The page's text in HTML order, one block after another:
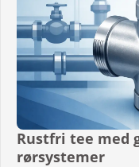
Rustfri tee med
rørsystemer